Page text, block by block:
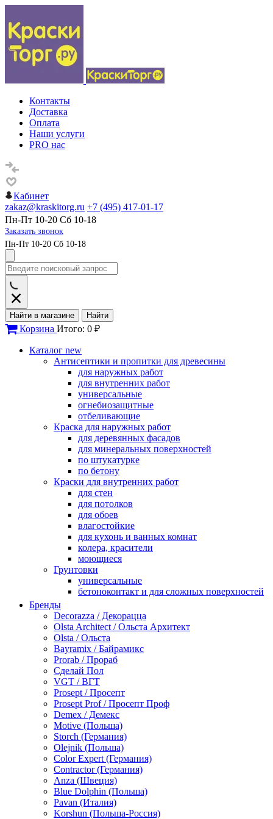
Контакты
Доставка
Оплата
Наши услуги
PRO нас
Кабинет
zakaz@kraskitorg.ru +7 (495) 417-01-17
Пн-Пт 10-20 Сб 10-18
Заказать звонок
Пн-Пт 10-20 Сб 10-18
Найти в магазине Найти
Корзина Итого: 0 ₽
Каталог new
Антисептики и пропитки для древесины
для наружных работ
для внутренних работ
универсальные
огнебиозащитные
отбеливающие
Краска для наружных работ
для деревянных фасадов
для минеральных поверхностей
по штукатурке
по бетону
Краски для внутренних работ
для стен
для потолков
для обоев
влагостойкие
для кухонь и ванных комнат
колера, красители
моющиеся
Грунтовки
универсальные
бетоноконтакт и для сложных поверхностей
по металлу
антикорозийные
под декоративные штукатурки
для гипсокартона
под штукатурку
Герметик
акриловые
силиконовые универсальные, нейтральные
силиконовые санитарные (антигрибковые)
шовные для срубов
для кровли
для каминов
полиуретановые
Декоративные штукатурки и краски
краски для декора, патина
мокрый шелк
венецианские (эффект мрамора)
песок (эффект песчаных вихрей)
декоративная шпаклевка
Бренды
Decorazza / Декорацца
Olsta Architect / Ольста Архитект
Olsta / Ольста
Bayramix / Байрамикс
Prorab / Прораб
Сделай Пол
VGT / ВГТ
Prosept / Просепт
Prosept Prof / Просепт Проф
Demex / Демекс
Motive (Польша)
Storch (Германия)
Olejnik (Польша)
Color Expert (Германия)
Contractor (Германия)
Anza (Швеция)
Blue Dolphin (Польша)
Pavan (Италия)
Korshun (Польша-Россия)